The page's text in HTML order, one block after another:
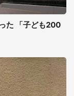
た 「子ども200